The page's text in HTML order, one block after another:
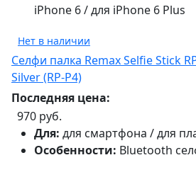
iPhone 6 / для iPhone 6 Plus
Нет в наличии
Селфи палка Remax Selfie Stick
Silver (RP-P4)
Последняя цена:
970 руб.
Для: для смартфона / для
Особенности: Bluetooth